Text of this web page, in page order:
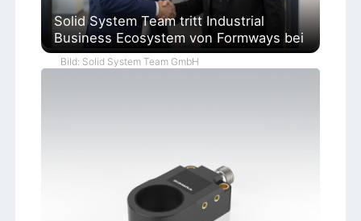
Solid System Team tritt Industrial
Business Ecosystem von Formways bei
Bild: Solid System Team GmbH